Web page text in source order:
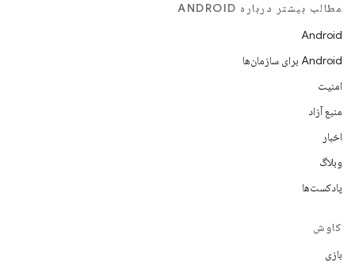
مطالب بیشتر درباره ANDROID
Android
Android برای سازمان‌ها
امنیت
منبع آزاد
اخبار
وبلاگ
پادکست‌ها
کاوش
بازی